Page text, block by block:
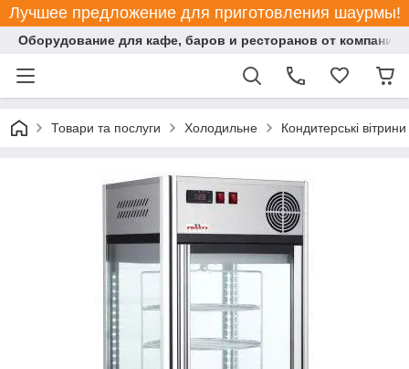
Лучшее предложение для приготовления шаурмы!
Оборудование для кафе, баров и ресторанов от компании
Товари та послуги Холодильне Кондитерські вітрини